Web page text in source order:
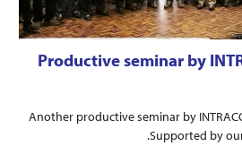
Productive seminar by
Another productive seminar by
Supported by our